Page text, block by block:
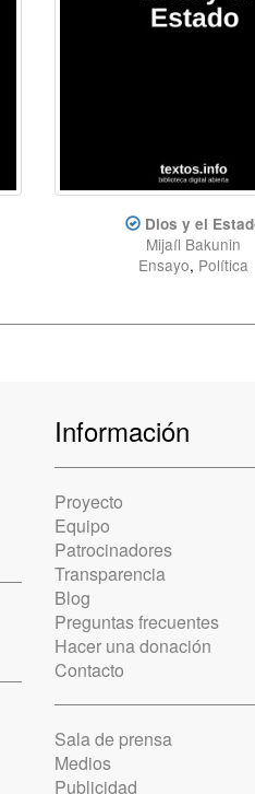
Dios y el
Mijaíl Bakunin
Ensayo, Política
Información
Proyecto
Equipo
Patrocinadores
Transparencia
Blog
Preguntas frecuentes
Hacer una donación
Contacto
Sala de prensa
Medios
Publicidad